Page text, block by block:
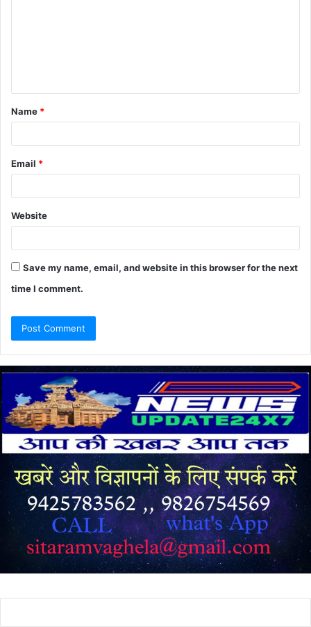
t
*
Name *
Email *
Website
Save my name, email, and website in this browser for the next
time I comment.